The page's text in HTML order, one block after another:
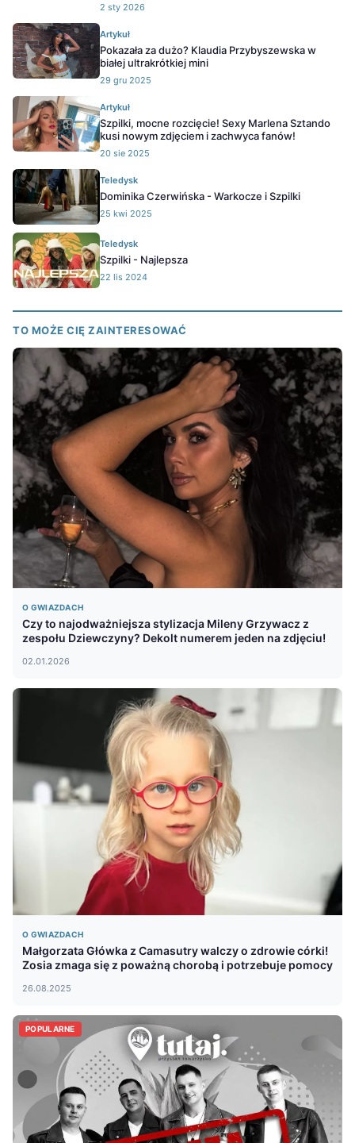
2 sty 2026
Artykuł
Pokazała za dużo? Klaudia Przybyszewska w
białej ultrakrótkiej mini
29 gru 2025
Artykuł
Szpilki, mocne rozcięcie! Sexy Marlena Sztando
kusi nowym zdjęciem i zachwyca fanów!
20 sie 2025
Teledysk
Dominika Czerwińska - Warkocze i Szpilki
25 kwi 2025
Teledysk
Szpilki - Najlepsza
22 lis 2024
TO MOŻE CIĘ ZAINTERESOWAĆ
O GWIAZDACH
Czy to najodważniejsza stylizacja Mileny Grzywacz z
zespołu Dziewczyny? Dekolt numerem jeden na zdjęciu!
02.01.2026
O GWIAZDACH
Małgorzata Główka z Camasutry walczy o zdrowie córki!
Zosia zmaga się z poważną chorobą i potrzebuje pomocy
26.08.2025
POPULARNE